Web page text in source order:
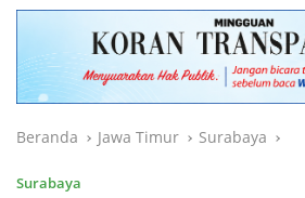
Beranda Jawa Timur Surabaya
Surabaya